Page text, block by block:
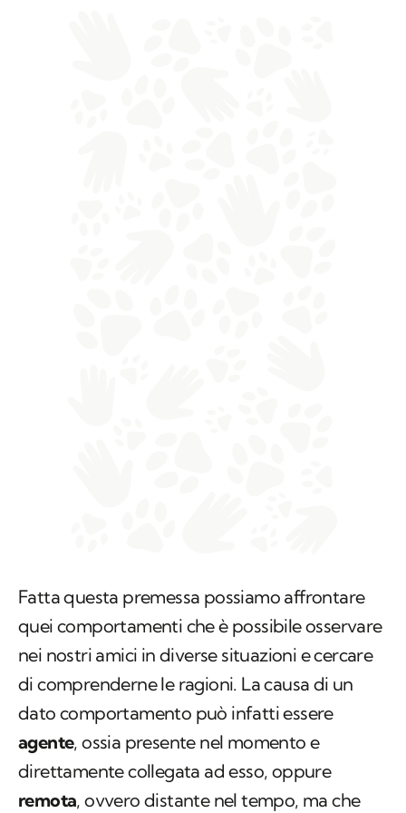
Fatta questa premessa possiamo affrontare
quei comportamenti che è possibile osservare
nei nostri amici in diverse situazioni e cercare
di comprenderne le ragioni. La causa di un
dato comportamento può infatti essere
agente, ossia presente nel momento e
direttamente collegata ad esso, oppure
remota, ovvero distante nel tempo, ma che